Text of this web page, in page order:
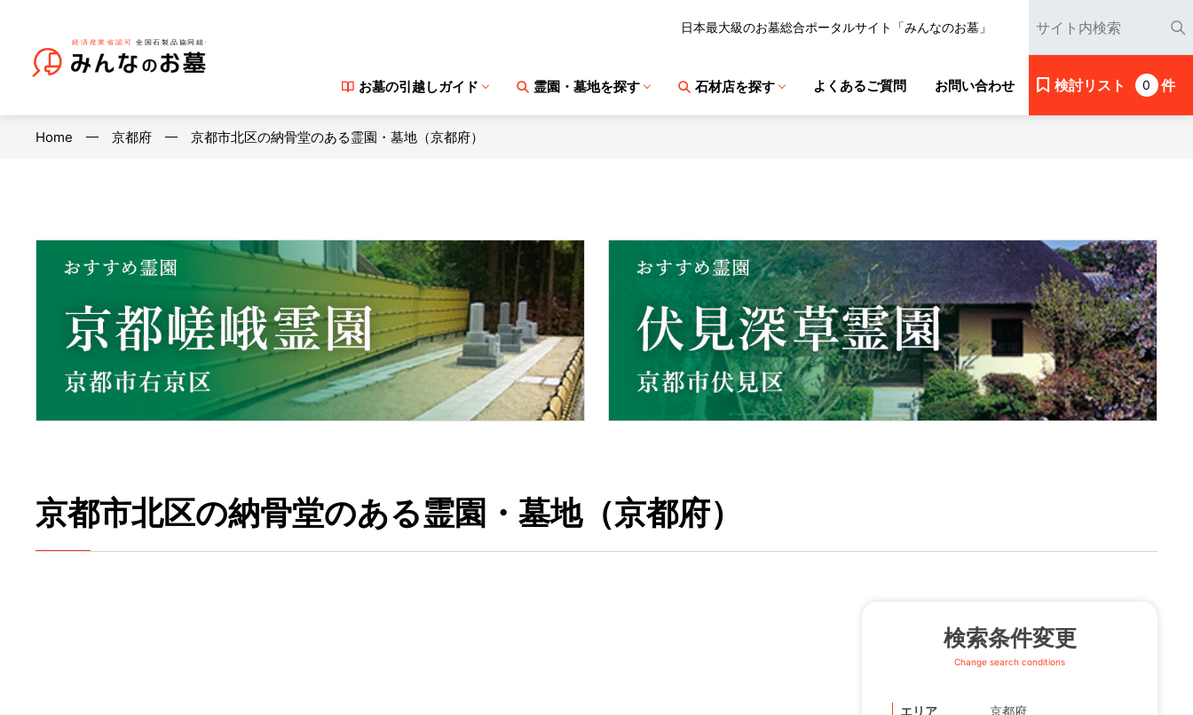
日本最大級のお墓総合ポータルサイト「みんなのお墓」
お墓の引越しガイド 霊園・墓地を探す 石材店を探す よくあるご質問 お問い合わせ 検討リスト 0 件
Home 京都府 京都市北区の納骨堂のある霊園・墓地（京都府）
京都市北区の納骨堂のある霊園・墓地（京都府）
検索条件変更
Change search conditions
エリア 京都府